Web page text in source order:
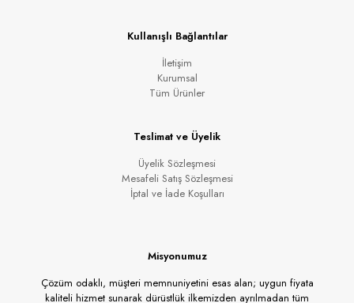
Kullanışlı Bağlantılar
İletişim
Kurumsal
Tüm Ürünler
Teslimat ve Üyelik
Üyelik Sözleşmesi
Mesafeli Satış Sözleşmesi
İptal ve İade Koşulları
Misyonumuz
Çözüm odaklı, müşteri memnuniyetini esas alan; uygun fiyata
kaliteli hizmet sunarak dürüstlük ilkemizden ayrılmadan tüm